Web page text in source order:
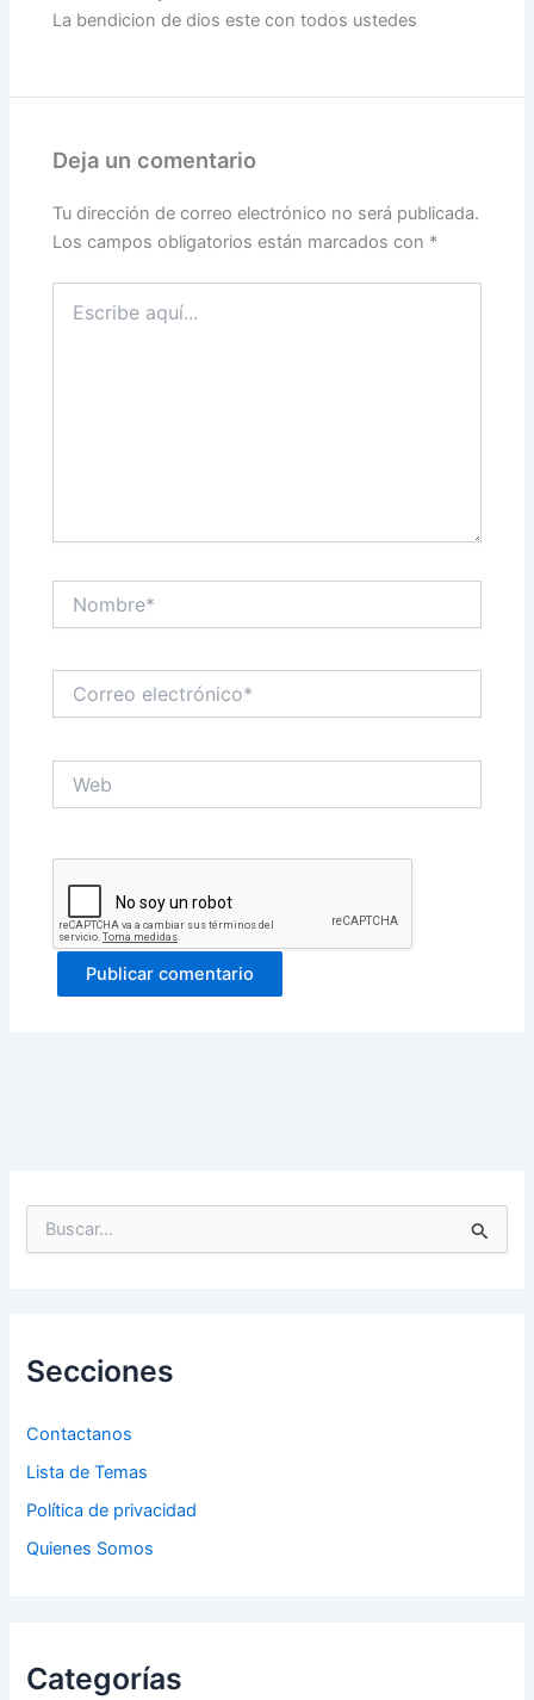
La bendicion de dios este con todos ustedes
Deja un comentario
Tu dirección de correo electrónico no será publicada.
Los campos obligatorios están marcados con *
aquí...
electrónico*
p
o
:
Secciones
Contactanos
Lista de Temas
Política de privacidad
Quienes Somos
Categorías